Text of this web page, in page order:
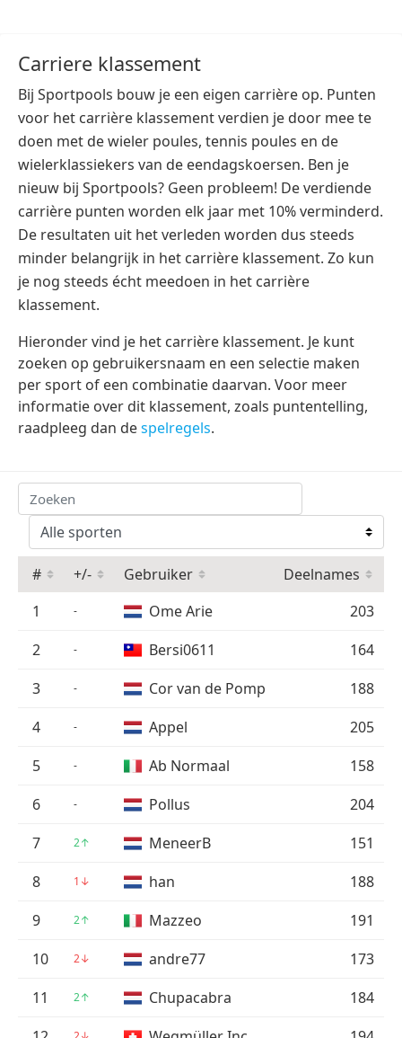
Carriere klassement
Bij Sportpools bouw je een eigen carrière op. Punten
voor het carrière klassement verdien je door mee te
doen met de wieler poules, tennis poules en de
wielerklassiekers van de eendagskoersen. Ben je
nieuw bij Sportpools? Geen probleem! De verdiende
carrière punten worden elk jaar met 10% verminderd.
De resultaten uit het verleden worden dus steeds
minder belangrijk in het carrière klassement. Zo kun
je nog steeds écht meedoen in het carrière
klassement.
Hieronder vind je het carrière klassement. Je kunt
zoeken op gebruikersnaam en een selectie maken
per sport of een combinatie daarvan. Voor meer
informatie over dit klassement, zoals puntentelling,
raadpleeg dan despelregels.
# +/- Gebruiker Deelnames
1
- Ome Arie
203
2
- Bersi0611
164
3
- Cor van de Pomp
188
4
- Appel
205
5
- Ab Normaal
158
6
- Pollus
204
7
2↑ MeneerB
151
8
1 ↓ han
188
9
2↑ Mazzeo
191
10
2↓ andre77
173
11
2↑ Chupacabra
184